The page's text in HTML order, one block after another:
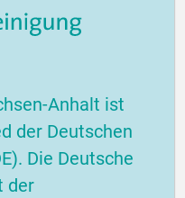
Anhalt ist
der Deutschen
Die Deutsche
der